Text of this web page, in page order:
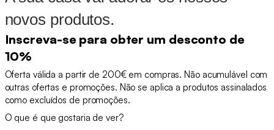
novos produtos.
Inscreva-se para obter um desconto de
10%
Oferta válida a partir de 200€ em compras. Não acumulável com
outras ofertas e promoções. Não se aplica a produtos assinalados
como excluídos de promoções.
O que é que gostaria de ver?